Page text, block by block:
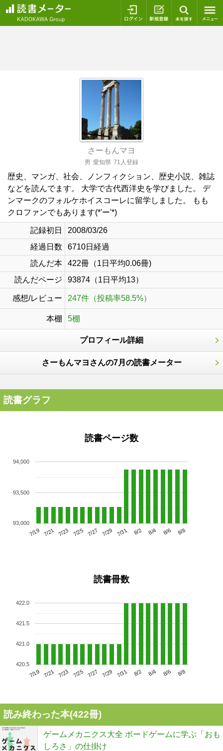
ログイン 新規登録
さーもんマヨ
男 愛知県 71人登録
歴史、マンガ、社会、ノンフィクション、歴史小説、雑誌
などを読んでます。 大学で古代西洋史を学びました。 デ
ンマークのフォルケホイスコーレに留学しました。 もも
クロファンでもあります(*'ー'*)
記録初日
2008/03/26
経過日数
6710日経過
読んだ本
422冊（1日平均0.06冊)
読んだページ
93874（1日平均13）
感想/レビュー 247件（投稿率58.5%）
本棚 5棚
プロフィール詳細
さーもんマヨさんの7月の読書メーター
読書グラフ
読書ページ数
7/19 7/21 7/23 7/25 7/27 7/29 7/31 8/2 8/4 8/6 8/8
93,000
93,500
94,000
読書冊数
7/19 7/21 7/23 7/25 7/27 7/29 7/31 8/2 8/4 8/6 8/8
420.5
421.0
421.5
422.0
読み終わった本(422冊)
ゲームメカニクス大全 ボードゲームに学ぶ「おも
しろさ」の仕掛け